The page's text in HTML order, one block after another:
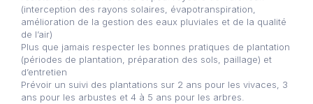
(interception des rayons solaires, évapotranspiration,
amélioration de la gestion des eaux pluviales et de la qualité
de l’air)
Plus que jamais respecter les bonnes pratiques de plantation
(périodes de plantation, préparation des sols, paillage) et
d’entretien
Prévoir un suivi des plantations sur 2 ans pour les vivaces, 3
ans pour les arbustes et 4 à 5 ans pour les arbres.